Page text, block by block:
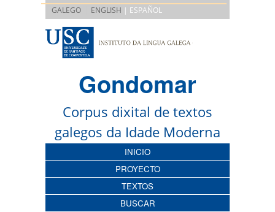
GALEGO ENGLISH | ESPAÑOL
Gondomar
Corpus dixital de textos
galegos da Idade Moderna
INICIO
PROYECTO
TEXTOS
BUSCAR